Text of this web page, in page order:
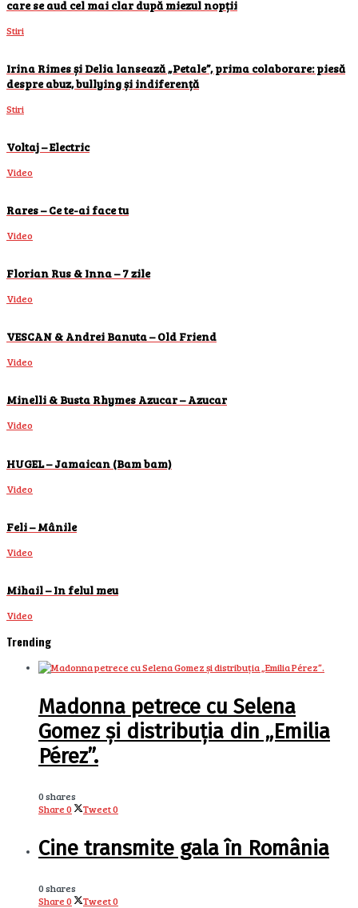
care se aud cel mai clar după miezul nopții
Stiri
Irina Rimes și Delia lansează „Petale”, prima colaborare: piesă
despre abuz, bullying și indiferență
Stiri
Voltaj – Electric
Video
Rares – Ce te-ai face tu
Video
Florian Rus & Inna – 7 zile
Video
VESCAN & Andrei Banuta – Old Friend
Video
Minelli & Busta Rhymes Azucar – Azucar
Video
HUGEL – Jamaican (Bam bam)
Video
Feli – Mânile
Video
Mihail – In felul meu
Video
Trending
Madonna petrece cu Selena
Gomez și distribuția din „Emilia
Pérez”.
0 shares
Share0 Tweet0
Cine transmite gala în România
0 shares
Share0 Tweet0